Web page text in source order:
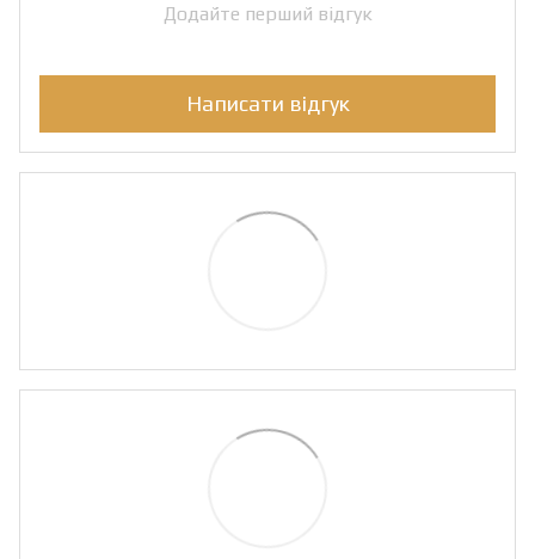
Додайте перший відгук
Написати відгук